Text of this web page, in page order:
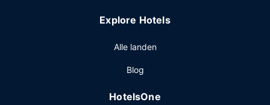
Explore Hotels
Alle landen
Blog
HotelsOne